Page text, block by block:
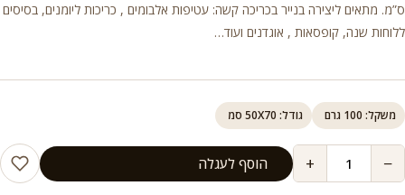
ס”מ. מתאים ליצירה בנייר בכריכה קשה: עטיפות אלבומים , כריכות ליומנים, בסיסים
ללוחות שנה, קופסאות , אוגדנים ועוד…
משקל: 100 גרם גודל: 50X70 סמ
−
+ הוסף לעגלה